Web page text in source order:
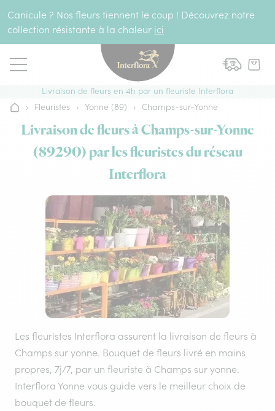
Canicule ? Nos fleurs tiennent le coup ! Découvrez notre
collection résistante à la chaleur ici
Livraison de fleurs en 4h par un fleuriste Interflora
Accueil
› Fleuristes › Yonne (89) › Champs-sur-Yonne
Livraison de fleurs à Champs-sur-Yonne
(89290) par les fleuristes du réseau
Interflora
Les fleuristes Interflora assurent la livraison de fleurs à
Champs sur yonne. Bouquet de fleurs livré en mains
propres, 7j/7, par un fleuriste à Champs sur yonne.
Interflora Yonne vous guide vers le meilleur choix de
bouquet de fleurs.